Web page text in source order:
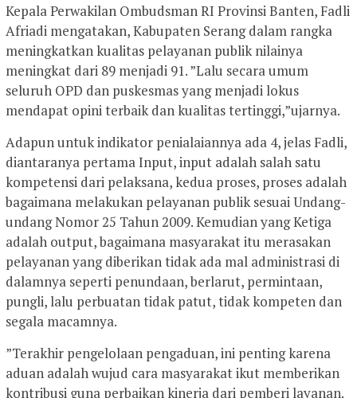
Kepala Perwakilan Ombudsman RI Provinsi Banten, Fadli
Afriadi mengatakan, Kabupaten Serang dalam rangka
meningkatkan kualitas pelayanan publik nilainya
meningkat dari 89 menjadi 91. ”Lalu secara umum
seluruh OPD dan puskesmas yang menjadi lokus
mendapat opini terbaik dan kualitas tertinggi,”ujarnya.
Adapun untuk indikator penialaiannya ada 4, jelas Fadli,
diantaranya pertama Input, input adalah salah satu
kompetensi dari pelaksana, kedua proses, proses adalah
bagaimana melakukan pelayanan publik sesuai Undang-
undang Nomor 25 Tahun 2009. Kemudian yang Ketiga
adalah output, bagaimana masyarakat itu merasakan
pelayanan yang diberikan tidak ada mal administrasi di
dalamnya seperti penundaan, berlarut, permintaan,
pungli, lalu perbuatan tidak patut, tidak kompeten dan
segala macamnya.
”Terakhir pengelolaan pengaduan, ini penting karena
aduan adalah wujud cara masyarakat ikut memberikan
kontribusi guna perbaikan kinerja dari pemberi layanan.